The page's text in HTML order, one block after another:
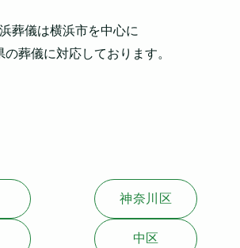
葬儀は横浜市を中心に
の葬儀に対応しております。
神奈川区
中区